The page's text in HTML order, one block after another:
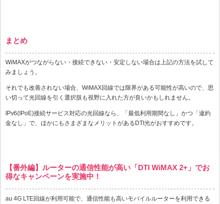
まとめ
WiMAXがつながらない・接続できない・安定しない場合は上記の方法を試して
みましょう。
それでも改善されない場合、WiMAX回線では限界がある可能性が高いので、思
い切って光回線を引く選択肢も視野に入れた方が良いかもしれません。
IPv6(IPoE)接続サービス対応の光回線なら、「最低利用期間なし」かつ「違約
金なし」で、ほかにもさまざまなメリットがあるDTI光がおすすめです。
【番外編】ルーターの通信性能が高い「DTI WiMAX 2+」でお
得なキャンペーンを実施中！
au 4G LTE回線が利用可能で、通信性能も高いモバイルルーターを利用できる